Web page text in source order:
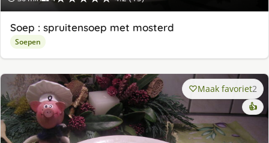
Soep : spruitensoep met mosterd
Soepen
Maak favoriet2
👍